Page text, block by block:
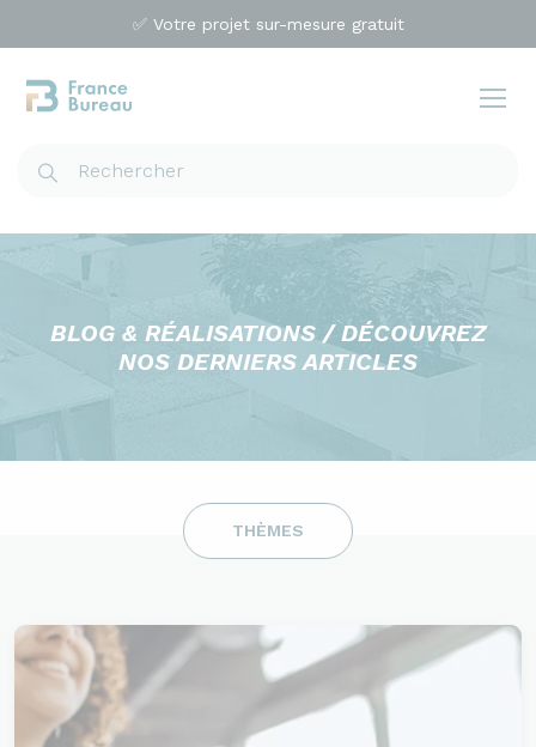
✅ Votre projet sur-mesure gratuit
BLOG & RÉALISATIONS / DÉCOUVREZ
NOS DERNIERS ARTICLES
THÈMES